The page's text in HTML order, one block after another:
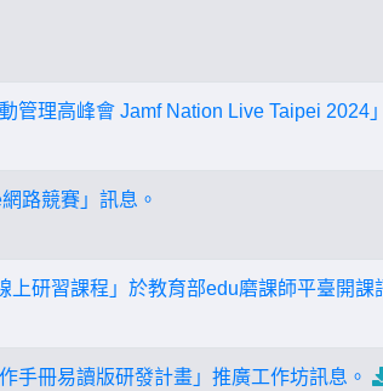
管理高峰會 Jamf Nation Live Taipei 2024
路競賽」訊息。
研習課程」於教育部edu磨課師平臺開課
手冊易讀版研發計畫」推廣工作坊訊息。